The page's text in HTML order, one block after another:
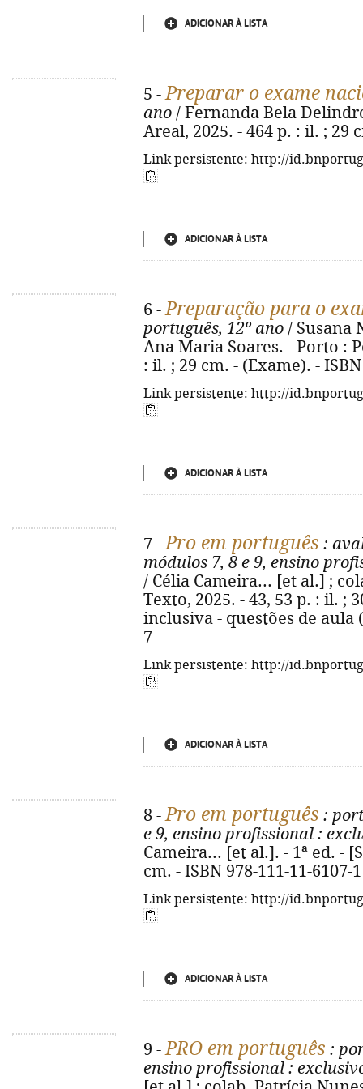
ADICIONAR À LISTA
5 -Preparar o exame
ano / Fernanda Bela
Areal, 2025. - 464 p. : il. ; 29
Link persistente: http://
ADICIONAR À LISTA
6 -Preparação para o
português, 12º ano / Susana
Ana Maria Soares. - Porto :
: il. ; 29 cm. - (Exame). -
Link persistente: http://
ADICIONAR À LISTA
7 -Pro em português :
módulos 7, 8 e 9, ensino
/ Célia Cameira... [et al.] ;
Texto, 2025. - 43, 53 p. : il. ;
inclusiva - questões de aula
7
Link persistente: http://
ADICIONAR À LISTA
8 -Pro em português :
e 9, ensino profissional :
Cameira... [et al.]. - 1ª ed. -
cm. - ISBN 978-111-11-6107-1
Link persistente: http://
ADICIONAR À LISTA
9 -PRO em português :
ensino profissional :